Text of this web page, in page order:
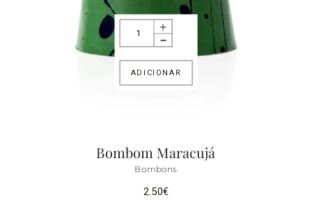
ADICIONAR
Bombom Maracujá
Bombons
2.50€